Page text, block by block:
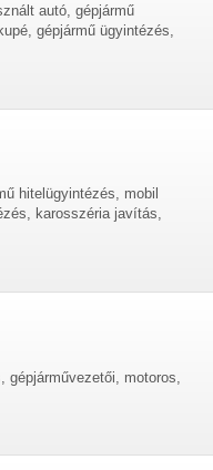
autó, gépjármű
gépjármű ügyintézés,
hitelügyintézés, mobil
karosszéria javítás,
motoros,